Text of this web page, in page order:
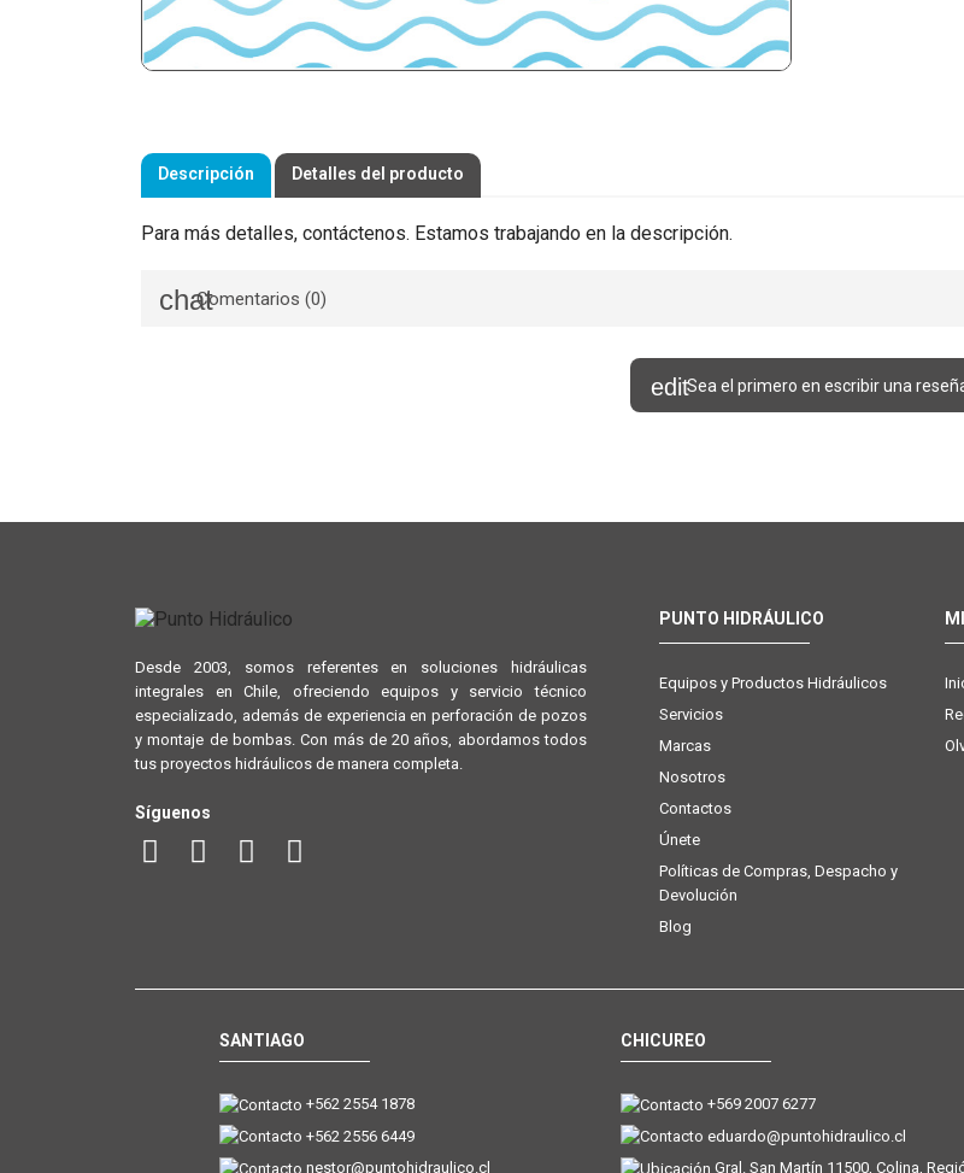
Descripción Detalles del producto
Para más detalles, contáctenos. Estamos trabajando en la descripción.
Comentarios (0)
Sea el primero en escribir una
Desde 2003, somos referentes en soluciones hidráulicas
integrales en Chile, ofreciendo equipos y servicio técnico
especializado, además de experiencia en perforación de pozos
y montaje de bombas. Con más de 20 años, abordamos todos
tus proyectos hidráulicos de manera completa.
Síguenos
PUNTO HIDRÁULICO
Equipos y Productos Hidráulicos
Servicios
Marcas
Nosotros
Contactos
Únete
Políticas de Compras, Despacho y
Devolución
Blog
SANTIAGO
+562 2554 1878
+562 2556 6449
nestor@puntohidraulico.cl
CHICUREO
+569 2007 6277
eduardo@puntohidraulico.cl
Gral. San Martín 11500, Colina,